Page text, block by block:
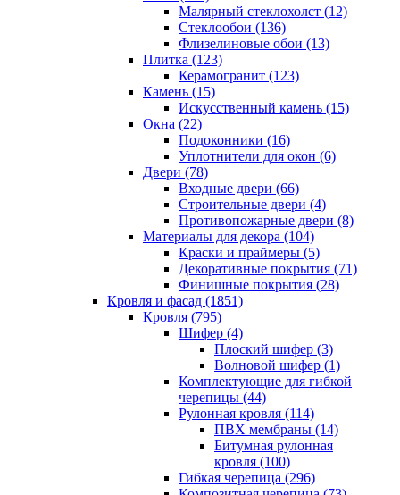
Малярный стеклохолст (12)
Стеклообои (136)
Флизелиновые обои (13)
Плитка (123)
Керамогранит (123)
Камень (15)
Искусственный камень (15)
Окна (22)
Подоконники (16)
Уплотнители для окон (6)
Двери (78)
Входные двери (66)
Строительные двери (4)
Противопожарные двери (8)
Материалы для декора (104)
Краски и праймеры (5)
Декоративные покрытия (71)
Финишные покрытия (28)
Кровля и фасад (1851)
Кровля (795)
Шифер (4)
Плоский шифер (3)
Волновой шифер (1)
Комплектующие для гибкой
черепицы (44)
Рулонная кровля (114)
ПВХ мембраны (14)
Битумная рулонная
кровля (100)
Гибкая черепица (296)